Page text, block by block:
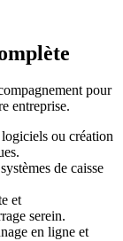
pour
entreprise.
ou création
de caisse
et
serein.
en ligne et